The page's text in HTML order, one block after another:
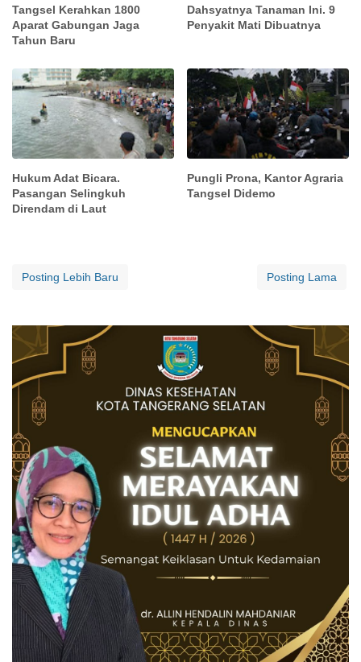
Tangsel Kerahkan 1800
Aparat Gabungan Jaga
Tahun Baru
Dahsyatnya Tanaman Ini. 9
Penyakit Mati Dibuatnya
Hukum Adat Bicara.
Pasangan Selingkuh
Direndam di Laut
Pungli Prona, Kantor Agraria
Tangsel Didemo
Posting Lebih Baru Posting Lama